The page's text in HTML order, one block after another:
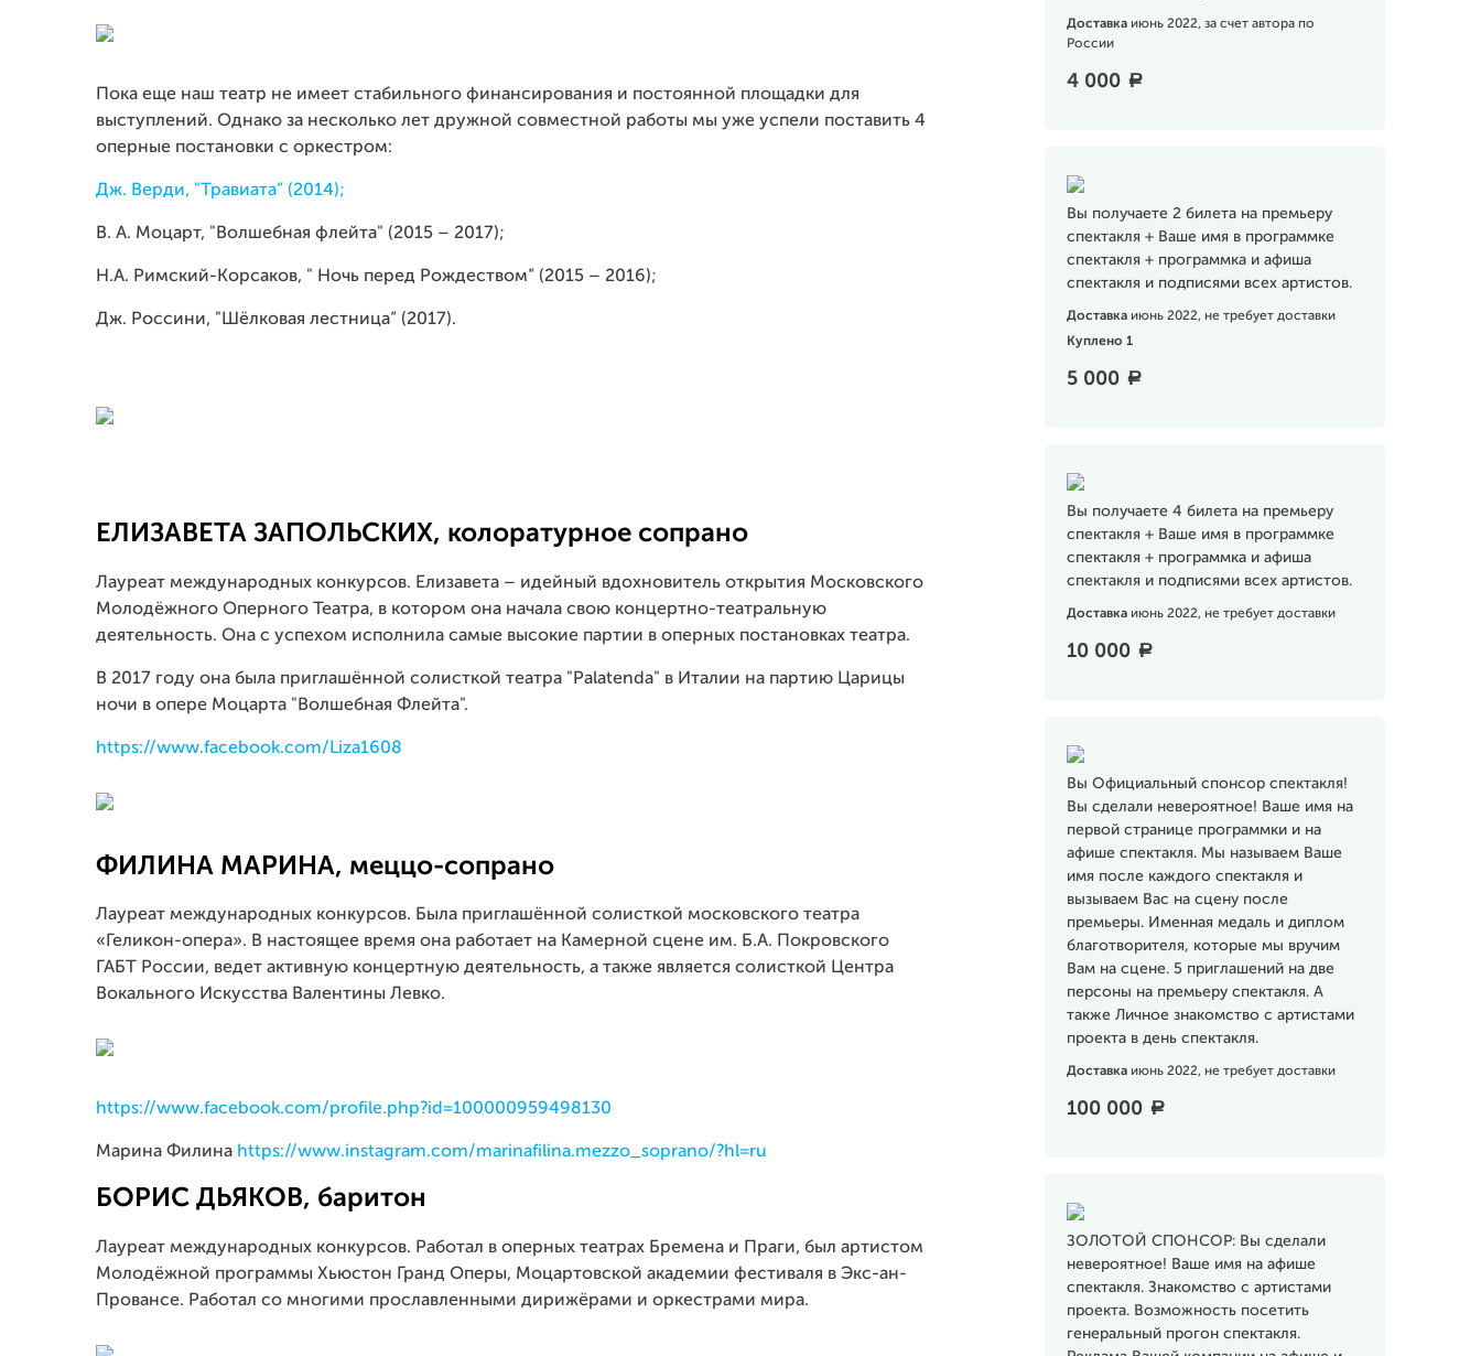
Доставка июнь 2022, за счет автора по
России
4 000 a
Вы получаете 2 билета на премьеру
спектакля + Ваше имя в программке
спектакля + программка и афиша
спектакля и подписями всех артистов.
Доставка июнь 2022, не требует доставки
Куплено 1
5 000 a
Вы получаете 4 билета на премьеру
спектакля + Ваше имя в программке
спектакля + программка и афиша
спектакля и подписями всех артистов.
Доставка июнь 2022, не требует доставки
10 000 a
Вы Официальный спонсор спектакля!
Вы сделали невероятное! Ваше имя на
первой странице программки и на
афише спектакля. Мы называем Ваше
имя после каждого спектакля и
вызываем Вас на сцену после
премьеры. Именная медаль и диплом
благотворителя, которые мы вручим
Вам на сцене. 5 приглашений на две
персоны на премьеру спектакля. А
также Личное знакомство с артистами
проекта в день спектакля.
Доставка июнь 2022, не требует доставки
100 000 a
ЗОЛОТОЙ СПОНСОР: Вы сделали
невероятное! Ваше имя на афише
спектакля. Знакомство с артистами
проекта. Возможность посетить
генеральный прогон спектакля.
Пока еще наш театр не имеет стабильного финансирования и постоянной площадки для
выступлений. Однако за несколько лет дружной совместной работы мы уже успели поставить 4
оперные постановки с оркестром:
Дж. Верди, "Травиата” (2014);
В. А. Моцарт, "Волшебная флейта" (2015 – 2017);
Н.А. Римский-Корсаков, " Ночь перед Рождеством” (2015 – 2016);
Дж. Россини, "Шёлковая лестница” (2017).
ЕЛИЗАВЕТА ЗАПОЛЬСКИХ, колоратурное сопрано
Лауреат международных конкурсов. Елизавета – идейный вдохновитель открытия Московского
Молодёжного Оперного Театра, в котором она начала свою концертно-театральную
деятельность. Она с успехом исполнила самые высокие партии в оперных постановках театра.
В 2017 году она была приглашённой солисткой театра "Palatenda" в Италии на партию Царицы
ночи в опере Моцарта "Волшебная Флейта".
https://www.facebook.com/Liza1608
ФИЛИНА МАРИНА, меццо-сопрано
Лауреат международных конкурсов. Была приглашённой солисткой московского театра
«Геликон-опера». В настоящее время она работает на Камерной сцене им. Б.А. Покровского
ГАБТ России, ведет активную концертную деятельность, а также является солисткой Центра
Вокального Искусства Валентины Левко.
https://www.facebook.com/profile.php?id=100000959498130
Марина Филина https://www.instagram.com/marinafilina.mezzo_soprano/?hl=ru
БОРИС ДЬЯКОВ, баритон
Лауреат международных конкурсов. Работал в оперных театрах Бремена и Праги, был артистом
Молодёжной программы Хьюстон Гранд Оперы, Моцартовской академии фестиваля в Экс-ан-
Провансе. Работал со многими прославленными дирижёрами и оркестрами мира.